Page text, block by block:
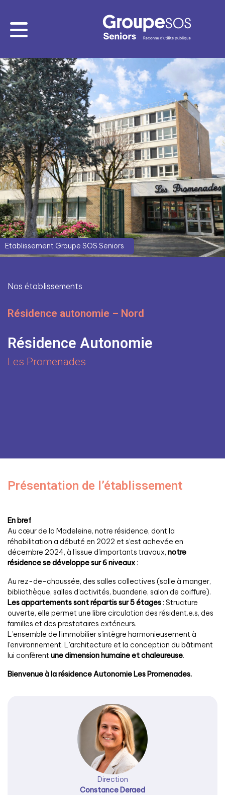
Nos établissements
Résidence autonomie – Nord
Résidence Autonomie
Les Promenades
Etablissement Groupe SOS Seniors
Présentation de l’établissement
En bref
Au cœur de la Madeleine, notre résidence, dont la
réhabilitation a débuté en 2022 et s’est achevée en
décembre 2024, à l’issue d’importants travaux, notre
résidence se développe sur 6 niveaux :
Au rez-de-chaussée, des salles collectives (salle à manger,
bibliothèque, salles d’activités, buanderie, salon de coiffure).
Les appartements sont répartis sur 5 étages : Structure
ouverte, elle permet une libre circulation des résident.e.s, des
familles et des prestataires extérieurs.
L’ensemble de l’immobilier s’intègre harmonieusement à
l’environnement. L’architecture et la conception du bâtiment
lui confèrent une dimension humaine et chaleureuse.
Bienvenue à la résidence Autonomie Les Promenades.
Direction
Constance Deraed